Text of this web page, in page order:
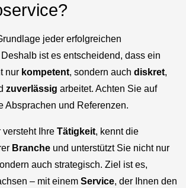
jeder erfolgreichen
ist es entscheidend, dass ein
nur kompetent, sondern auch diskret,
zuverlässig arbeitet. Achten Sie auf
Absprachen und Referenzen.
versteht Ihre Tätigkeit, kennt die
Branche und unterstützt Sie nicht nur
auch strategisch. Ziel ist es,
– mit einem Service, der Ihnen den